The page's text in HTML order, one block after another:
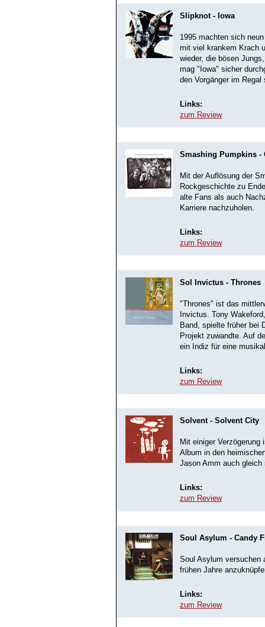
Slipknot - Iowa
1995 machten sich
mit viel krankem Krach
wieder, die bösen
mag "Iowa" sicher
den Vorgänger im
Links:
zum Review
Smashing Pumpkins -
Mit der Auflösung der
Rockgeschichte zu
alte Fans als auch
Karriere nachzuholen.
Links:
zum Review
Sol Invictus - Thrones
"Thrones" ist das
Invictus. Tony
Band, spielte früher bei
Projekt zuwandte. Auf
ein Indiz für eine
Links:
zum Review
Solvent - Solvent City
Mit einiger
Album in den
Jason Amm auch
Links:
zum Review
Soul Asylum - Candy
Soul Asylum versuchen
frühen Jahre
Links:
zum Review